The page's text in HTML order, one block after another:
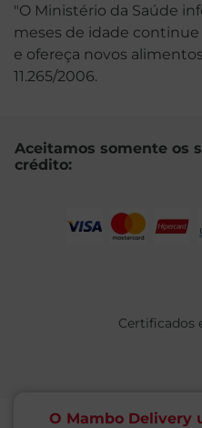
O Mambo Delivery
"O Ministério da Saúde
meses de idade
e ofereça novos
11.265/2006.
Aceitamos somente os
crédito:
Certificados